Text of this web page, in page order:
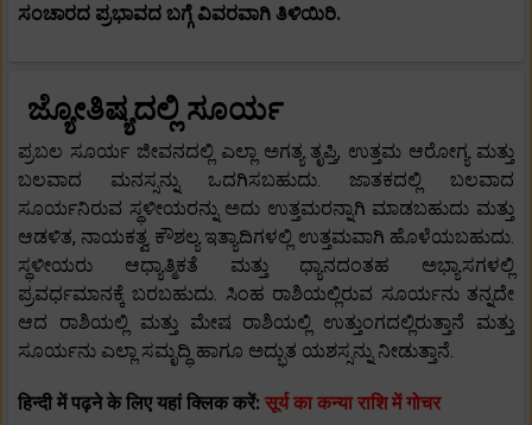
ಸಂಚಾರದ ಪ್ರಭಾವದ ಬಗ್ಗೆ ವಿವರವಾಗಿ ತಿಳಿಯಿರಿ.
ಜ್ಯೋತಿಷ್ಯದಲ್ಲಿ ಸೂರ್ಯ
ಪ್ರಬಲ ಸೂರ್ಯ ಜೀವನದಲ್ಲಿ ಎಲ್ಲಾ ಅಗತ್ಯ ತೃಪ್ತಿ, ಉತ್ತಮ ಆರೋಗ್ಯ ಮತ್ತು
ಬಲವಾದ ಮನಸ್ಸನ್ನು ಒದಗಿಸಬಹುದು. ಜಾತಕದಲ್ಲಿ ಬಲವಾದ
ಸೂರ್ಯನಿರುವ ಸ್ಥಳೀಯರನ್ನು ಅದು ಉತ್ತಮರನ್ನಾಗಿ ಮಾಡಬಹುದು ಮತ್ತು
ಆಡಳಿತ, ನಾಯಕತ್ವ ಕೌಶಲ್ಯ ಇತ್ಯಾದಿಗಳಲ್ಲಿ ಉತ್ತಮವಾಗಿ ಹೊಳೆಯಬಹುದು.
ಸ್ಥಳೀಯರು ಆಧ್ಯಾತ್ಮಿಕತೆ ಮತ್ತು ಧ್ಯಾನದಂತಹ ಅಭ್ಯಾಸಗಳಲ್ಲಿ
ಪ್ರವರ್ಧಮಾನಕ್ಕೆ ಬರಬಹುದು. ಸಿಂಹ ರಾಶಿಯಲ್ಲಿರುವ ಸೂರ್ಯನು ತನ್ನದೇ
ಆದ ರಾಶಿಯಲ್ಲಿ ಮತ್ತು ಮೇಷ ರಾಶಿಯಲ್ಲಿ ಉತ್ತುಂಗದಲ್ಲಿರುತ್ತಾನೆ ಮತ್ತು
ಸೂರ್ಯನು ಎಲ್ಲಾ ಸಮೃದ್ಧಿ ಹಾಗೂ ಅದ್ಭುತ ಯಶಸ್ಸನ್ನು ನೀಡುತ್ತಾನೆ.
हिन्दी में पढ़ने के लिए यहां क्लिक करें: सूर्य का कन्या राशि में गोचर